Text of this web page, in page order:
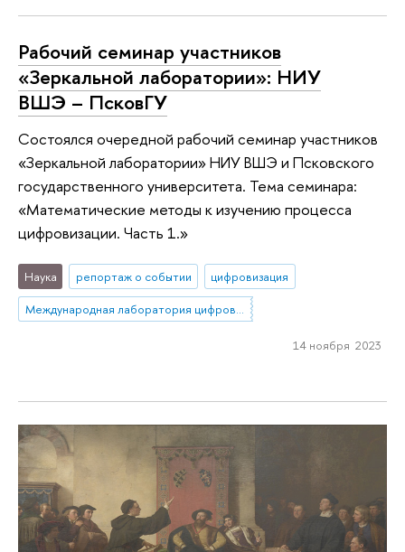
Рабочий семинар участников
«Зеркальной лаборатории»: НИУ
ВШЭ – ПсковГУ
Состоялся очередной рабочий семинар участников
«Зеркальной лаборатории» НИУ ВШЭ и Псковского
государственного университета. Тема семинара:
«Математические методы к изучению процесса
цифровизации. Часть 1.»
Наука репортаж о событии
цифровизация
Международная лаборатория цифровой трансформации в государственном управлении
14 ноября 2023